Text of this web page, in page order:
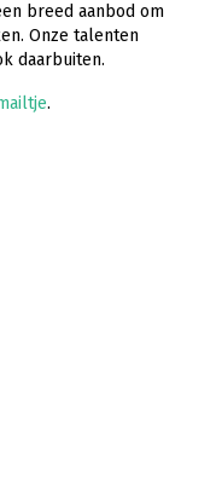
breed aanbod om
Onze talenten
daarbuiten.
.